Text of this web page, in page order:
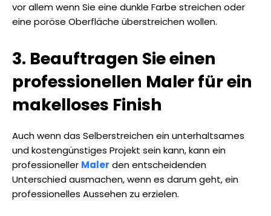
vor allem wenn Sie eine dunkle Farbe streichen oder
eine poröse Oberfläche überstreichen wollen.
3. Beauftragen Sie einen
professionellen Maler für ein
makelloses Finish
Auch wenn das Selberstreichen ein unterhaltsames
und kostengünstiges Projekt sein kann, kann ein
professioneller Maler den entscheidenden
Unterschied ausmachen, wenn es darum geht, ein
professionelles Aussehen zu erzielen.